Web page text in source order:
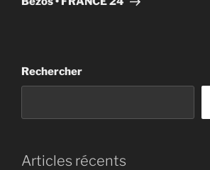
Rechercher
Articles récents